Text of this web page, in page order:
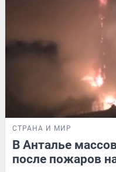
СТРАНА И МИР
В Анталье
после пожаров